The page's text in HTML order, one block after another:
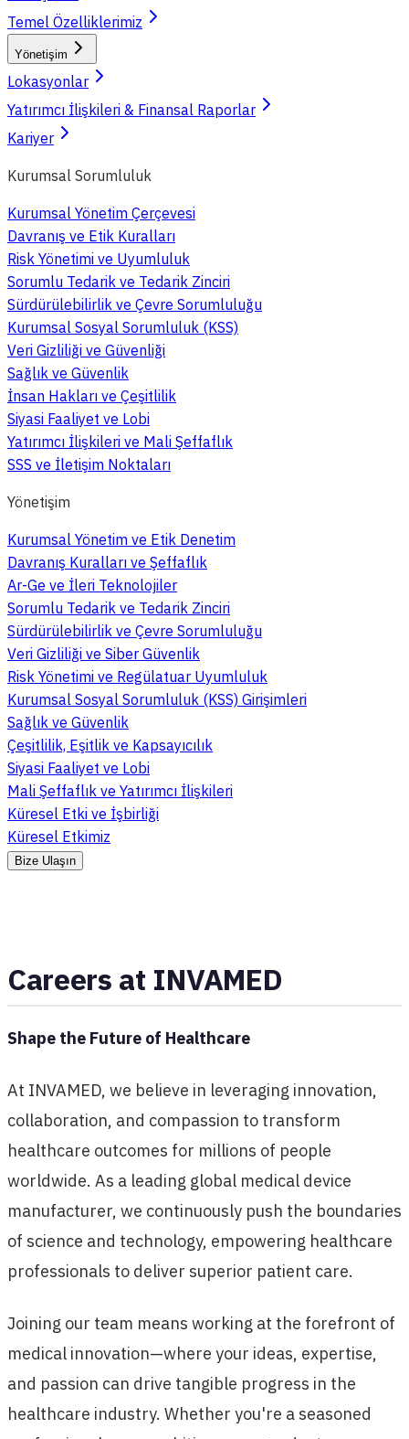
Temel Özelliklerimiz
Yönetişim
Lokasyonlar
Yatırımcı İlişkileri & Finansal Raporlar
Kariyer
Kurumsal Sorumluluk
Kurumsal Yönetim Çerçevesi
Davranış ve Etik Kuralları
Risk Yönetimi ve Uyumluluk
Sorumlu Tedarik ve Tedarik Zinciri
Sürdürülebilirlik ve Çevre Sorumluluğu
Kurumsal Sosyal Sorumluluk (KSS)
Veri Gizliliği ve Güvenliği
Sağlık ve Güvenlik
İnsan Hakları ve Çeşitlilik
Siyasi Faaliyet ve Lobi
Yatırımcı İlişkileri ve Mali Şeffaflık
SSS ve İletişim Noktaları
Yönetişim
Kurumsal Yönetim ve Etik Denetim
Davranış Kuralları ve Şeffaflık
Ar-Ge ve İleri Teknolojiler
Sorumlu Tedarik ve Tedarik Zinciri
Sürdürülebilirlik ve Çevre Sorumluluğu
Veri Gizliliği ve Siber Güvenlik
Risk Yönetimi ve Regülatuar Uyumluluk
Kurumsal Sosyal Sorumluluk (KSS) Girişimleri
Sağlık ve Güvenlik
Çeşitlilik, Eşitlik ve Kapsayıcılık
Siyasi Faaliyet ve Lobi
Mali Şeffaflık ve Yatırımcı İlişkileri
Küresel Etki ve İşbirliği
Küresel Etkimiz
Bize Ulaşın
Careers at INVAMED
Shape the Future of Healthcare
At INVAMED, we believe in leveraging innovation,
collaboration, and compassion to transform
healthcare outcomes for millions of people
worldwide. As a leading global medical device
manufacturer, we continuously push the boundaries
of science and technology, empowering healthcare
professionals to deliver superior patient care.
Joining our team means working at the forefront of
medical innovation—where your ideas, expertise,
and passion can drive tangible progress in the
healthcare industry. Whether you're a seasoned